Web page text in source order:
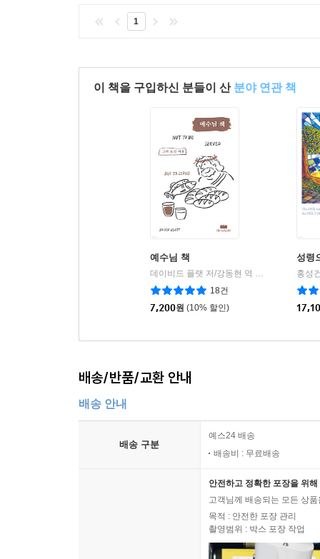
1
이 책을 구입하신 분들이 산 분야 연관 책
예수님 책
데이비드 플랫 저/강동현 역 | 구름이머무는
18건
7,200원 (10% 할인)
성령
홍성
배송/반품/교환 안내
배송 안내
배송 구분
예스24 배송
배송비 : 무료배송
안전하고 정확한 포장을 위
고객님께 배송되는 모든 상
목적 : 안전한 포장 관리
촬영범위 : 박스 포장 작업